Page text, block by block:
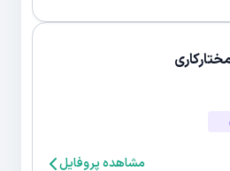
مشاهده پروفایل